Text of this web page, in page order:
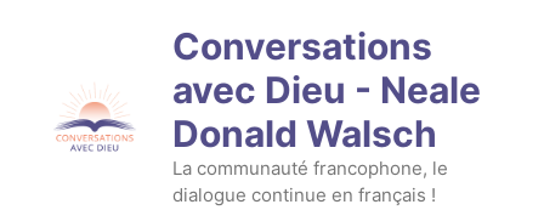
Conversations
avec Dieu - Neale
Donald Walsch
La communauté francophone, le
dialogue continue en français !